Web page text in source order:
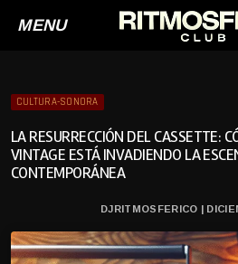
MENU
CULTURA-SONORA
LA RESURRECCIÓN DEL CASSETTE:
VINTAGE ESTÁ INVADIENDO LA
CONTEMPORÁNEA
DJRITMOSFERICO |